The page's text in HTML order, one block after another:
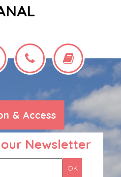
& Access
Newsletter